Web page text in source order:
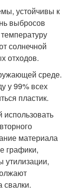
устойчивы к
выбросов
солнечной
отходов.
среде.
у 99% всех
пластик.
использовать
материала
графики,
утилизации,
свалки.